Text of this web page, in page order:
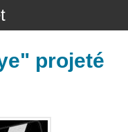
projeté